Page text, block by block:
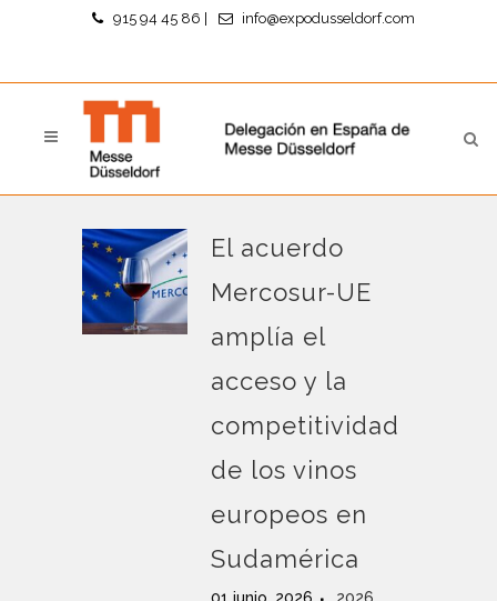
915 94 45 86 info@expodusseldorf.com
El acuerdo
Mercosur-UE
amplía el
acceso y la
competitividad
de los vinos
europeos en
Sudamérica